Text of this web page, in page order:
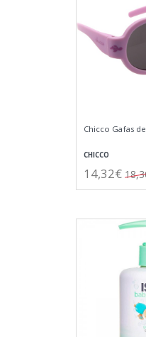
Chicco Gafas
CHICCO
14,32€